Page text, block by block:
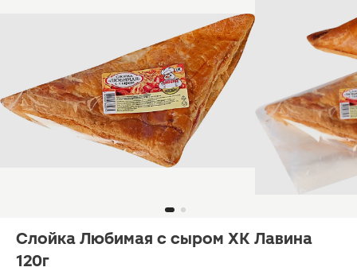
Слойка Любимая с сыром ХК Лавина
120г